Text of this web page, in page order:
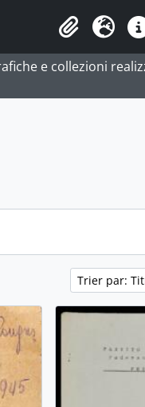
Presse-papier
Langue
e collezioni
Trier par: